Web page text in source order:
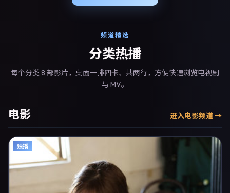
频道精选
分类热播
每个分类 8 部影片，桌面一排四卡、共两行，方便快速浏览电视剧
与 MV。
电影 进入电影频道 →
独播